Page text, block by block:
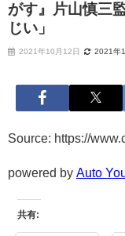
がす』片山慎三
じい」
2021年10月12日 2021年
Source: https://
powered by Auto
共有: